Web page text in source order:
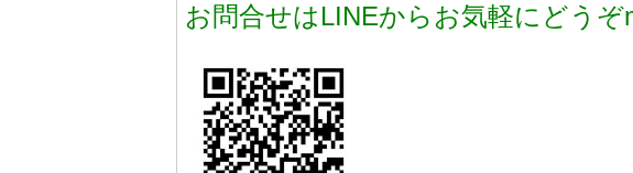
お問合せはLINEからお気軽にどうぞ